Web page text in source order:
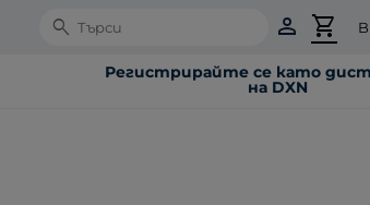
Search person shopping_cart
Регистрирайте се като
на DXN